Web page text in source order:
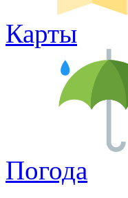
Карты
Погода